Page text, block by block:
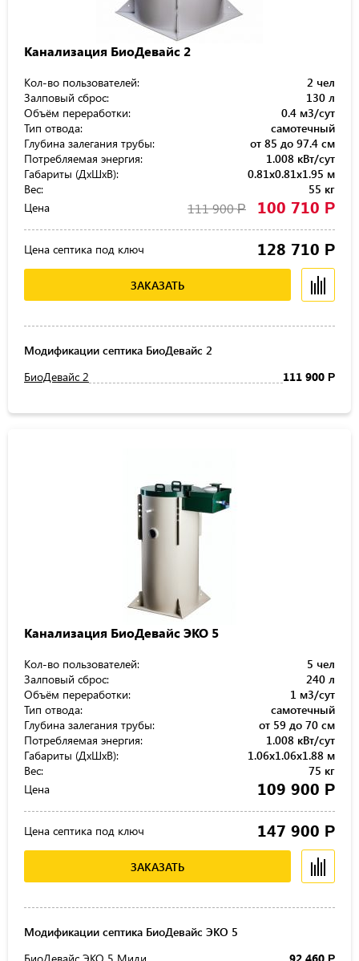
Канализация БиоДевайс 2
Кол-во пользователей:
2 чел
Залповый сброс:
130 л
Объём переработки:
0.4 м3/сут
Тип отвода:
самотечный
Глубина залегания трубы:
от 85 до 97.4 см
Потребляемая энергия:
1.008 кВт/сут
Габариты (ДхШхВ):
0.81x0.81x1.95 м
Вес:
55 кг
Цена
111 900Р 100 710 Р
Цена септика под ключ 128 710 Р
ЗАКАЗАТЬ
Модификации септика БиоДевайс 2
БиоДевайс 2
111 900 Р
Канализация БиоДевайс ЭКО 5
Кол-во пользователей:
5 чел
Залповый сброс:
240 л
Объём переработки:
1 м3/сут
Тип отвода:
самотечный
Глубина залегания трубы:
от 59 до 70 см
Потребляемая энергия:
1.008 кВт/сут
Габариты (ДхШхВ):
1.06x1.06x1.88 м
Вес:
75 кг
Цена
109 900 Р
Цена септика под ключ 147 900 Р
ЗАКАЗАТЬ
Модификации септика БиоДевайс ЭКО 5